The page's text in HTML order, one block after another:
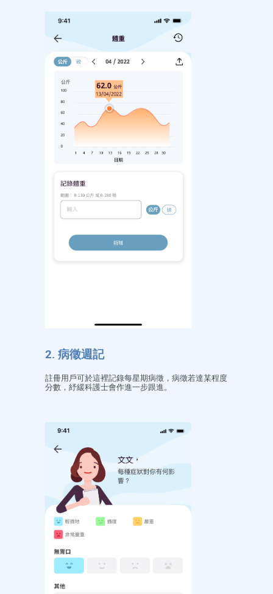
2. 病徵週記
註冊用戶可於這裡記錄每星期病徵，病徵若達某程度
分數，紓緩科護士會作進一步跟進。